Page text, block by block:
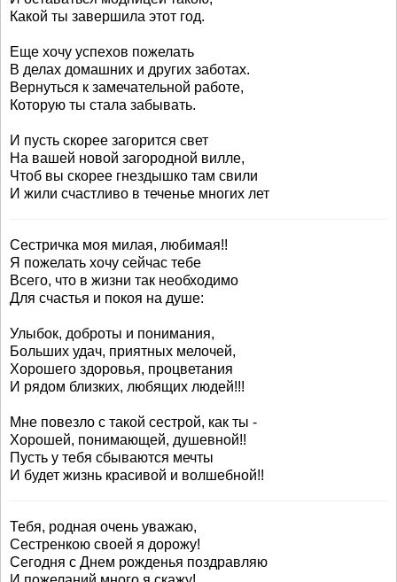
Какой ты завершила этот год.
Еще хочу успехов пожелать
В делах домашних и других заботах.
Вернуться к замечательной работе,
Которую ты стала забывать.
И пусть скорее загорится свет
На вашей новой загородной вилле,
Чтоб вы скорее гнездышко там свили
И жили счастливо в теченье многих лет
Сестричка моя милая, любимая!!
Я пожелать хочу сейчас тебе
Всего, что в жизни так необходимо
Для счастья и покоя на душе:
Улыбок, доброты и понимания,
Больших удач, приятных мелочей,
Хорошего здоровья, процветания
И рядом близких, любящих людей!!!
Мне повезло с такой сестрой, как ты -
Хорошей, понимающей, душевной!!
Пусть у тебя сбываются мечты
И будет жизнь красивой и волшебной!!
Тебя, родная очень уважаю,
Сестренкою своей я дорожу!
Сегодня с Днем рожденья поздравляю